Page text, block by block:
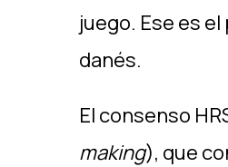
juego. Ese es
danés.
El consenso
making), que